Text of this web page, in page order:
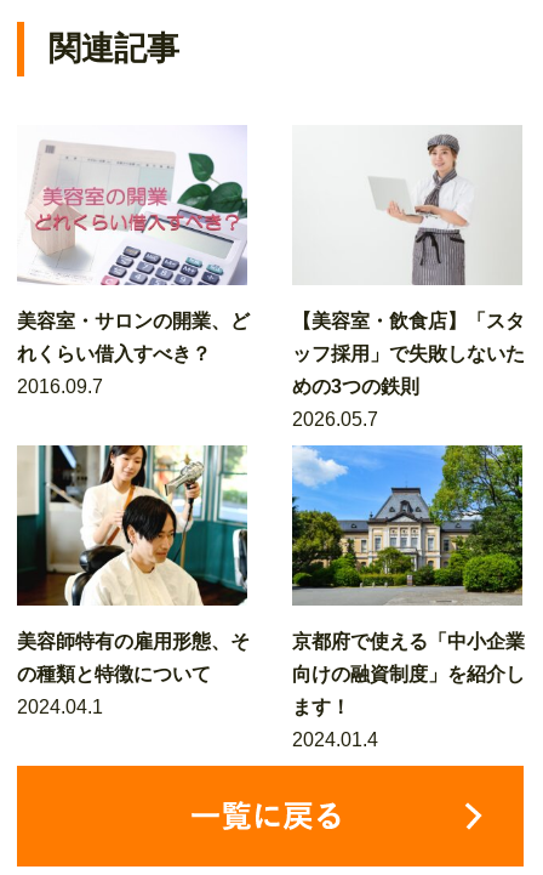
関連記事
美容室・サロンの開業、ど
れくらい借入すべき？
2016.09.7
【美容室・飲食店】「スタ
ッフ採用」で失敗しないた
めの3つの鉄則
2026.05.7
美容師特有の雇用形態、そ
の種類と特徴について
2024.04.1
京都府で使える「中小企業
向けの融資制度」を紹介し
ます！
2024.01.4